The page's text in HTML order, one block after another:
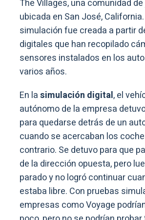
The Villages, una comunidad
ubicada en San José,
simulación fue creada a partir
digitales que han recopilado
sensores instalados en los
varios años.
En lasimulación digital, el
autónomo de la empresa
para quedarse detrás de un
cuando se acercaban los
contrario. Se detuvo para que
de la dirección opuesta, pero
parado y no logró continuar
estaba libre. Con pruebas
empresas como Voyage